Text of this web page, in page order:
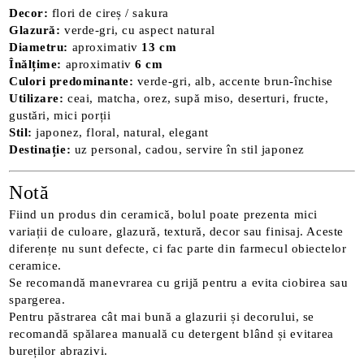
Decor: flori de cireș / sakura
Glazură: verde-gri, cu aspect natural
Diametru: aproximativ 13 cm
Înălțime: aproximativ6 cm
Culori predominante: verde-gri, alb, accente brun-închise
Utilizare: ceai, matcha, orez, supă miso, deserturi, fructe,
gustări, mici porții
Stil: japonez, floral, natural, elegant
Destinație: uz personal, cadou, servire în stil japonez
Notă
Fiind un produs din ceramică, bolul poate prezenta mici
variații de culoare, glazură, textură, decor sau finisaj. Aceste
diferențe nu sunt defecte, ci fac parte din farmecul obiectelor
ceramice.
Se recomandă manevrarea cu grijă pentru a evita ciobirea sau
spargerea.
Pentru păstrarea cât mai bună a glazurii și decorului, se
recomandă spălarea manuală cu detergent blând și evitarea
bureților abrazivi.